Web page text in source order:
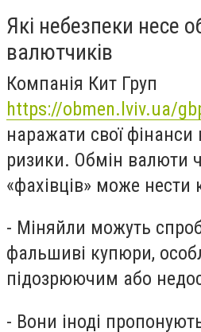
Які небезпеки несе
валютчиків
Компанія Кит Груп
https://obmen.lviv.ua/
наражати свої фінанси
ризики. Обмін валюти
«фахівців» може нести
- Міняйли можуть
фальшиві купюри,
підозрюючим або
- Вони іноді пропону